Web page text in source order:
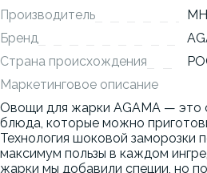
Производитель
Бренд
Страна происхождения
Маркетинговое описание
Овощи для жарки AGAMA — это
блюда, которые можно
Технология шоковой заморозки
максимум пользы в каждом
жарки мы добавили специи, но